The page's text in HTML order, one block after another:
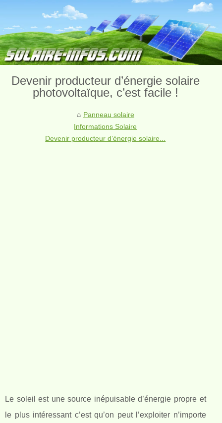
Devenir producteur d’énergie solaire
photovoltaïque, c’est facile !
Panneau solaire
Informations Solaire
Devenir producteur d’énergie solaire...
Le soleil est une source inépuisable d’énergie propre et
le plus intéressant c’est qu’on peut l’exploiter n’importe